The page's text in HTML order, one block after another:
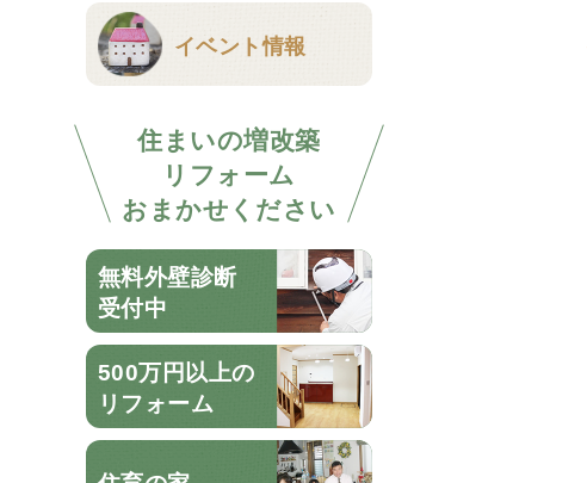
イベント情報
住まいの増改築
リフォーム
おまかせください
無料外壁診断
受付中
500万円以上の
リフォーム